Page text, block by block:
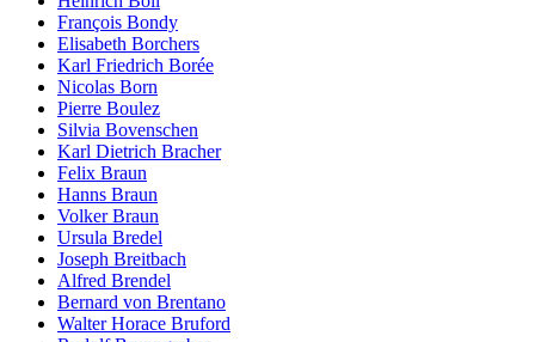
François Bondy
Elisabeth Borchers
Karl Friedrich Borée
Nicolas Born
Pierre Boulez
Silvia Bovenschen
Karl Dietrich Bracher
Felix Braun
Hanns Braun
Volker Braun
Ursula Bredel
Joseph Breitbach
Alfred Brendel
Bernard von Brentano
Walter Horace Bruford